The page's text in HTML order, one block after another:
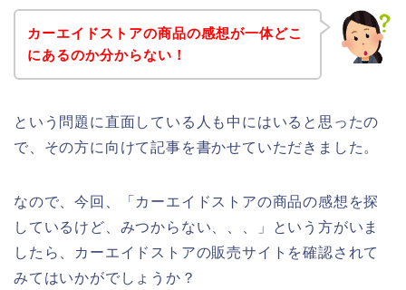
カーエイドストアの商品の感想が一体どこ
にあるのか分からない！
という問題に直面している人も中にはいると思ったの
で、その方に向けて記事を書かせていただきました。
なので、今回、「カーエイドストアの商品の感想を探
しているけど、みつからない、、、」という方がいま
したら、カーエイドストアの販売サイトを確認されて
みてはいかがでしょうか？